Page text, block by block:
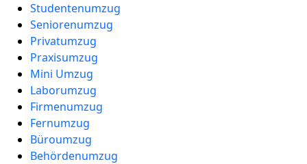
Studentenumzug
Seniorenumzug
Privatumzug
Praxisumzug
Mini Umzug
Laborumzug
Firmenumzug
Fernumzug
Büroumzug
Behördenumzug